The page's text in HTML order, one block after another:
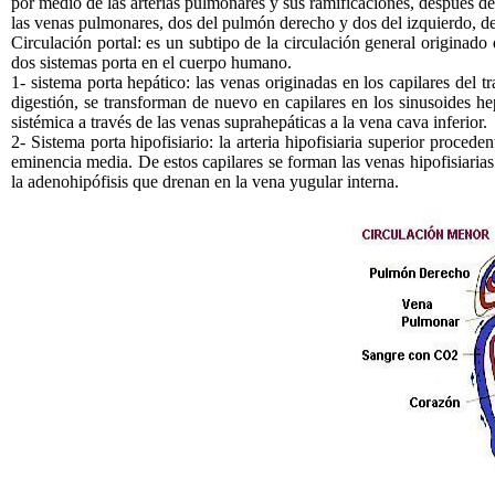
las venas pulmonares, dos del pulmón derecho y dos del izquierdo,
Circulación portal: es un subtipo de la circulación general
dos sistemas porta en el cuerpo humano.
1- sistema porta hepático: las venas originadas en los capilares del
digestión, se transforman de nuevo en capilares en los sinusoides
sistémica a través de las venas suprahepáticas a la vena cava inferior.
2- Sistema porta hipofisiario: la arteria hipofisiaria superior
eminencia media. De estos capilares se forman las venas
la adenohipófisis que drenan en la vena yugular interna.